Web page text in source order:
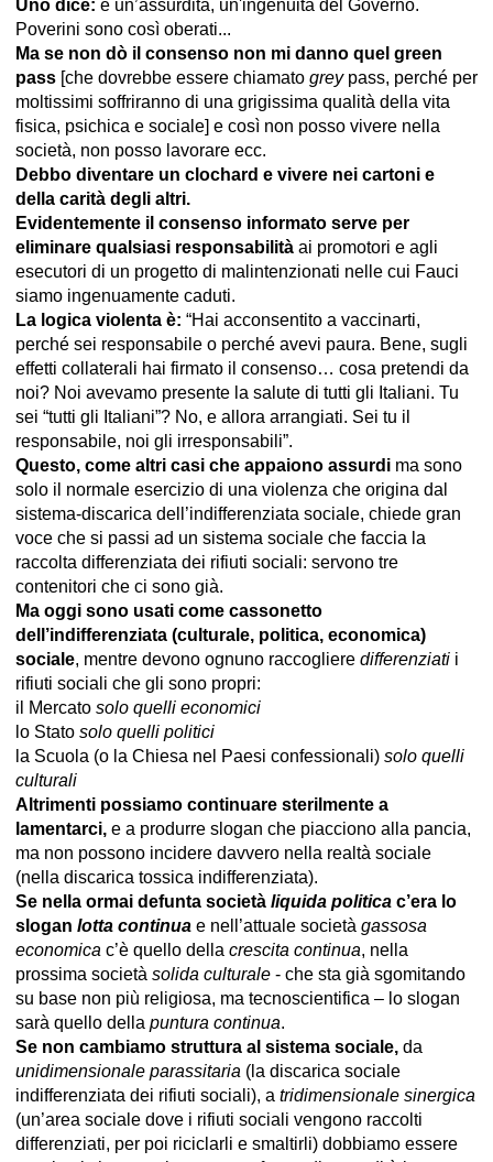
Uno dice: è un’assurdità, un'ingenuità del Governo.
Poverini sono così oberati...
Ma se non dò il consenso non mi danno quel green
pass [che dovrebbe essere chiamato greypass, perché per
moltissimi soffriranno di una grigissima qualità della vita
fisica, psichica e sociale] e così non posso vivere nella
società, non posso lavorare ecc.
Debbo diventare un clochard e vivere nei cartoni e
della carità degli altri.
Evidentemente il consenso informato serve per
eliminare qualsiasi responsabilità ai promotori e agli
esecutori di un progetto di malintenzionati nelle cui Fauci
siamo ingenuamente caduti.
La logica violenta è: “Hai acconsentito a vaccinarti,
perché sei responsabile o perché avevi paura. Bene, sugli
effetti collaterali hai firmato il consenso… cosa pretendi da
noi? Noi avevamo presente la salute di tutti gli Italiani. Tu
sei “tutti gli Italiani”? No, e allora arrangiati. Sei tu il
responsabile, noi gli irresponsabili”.
Questo, come altri casi che appaiono assurdi ma sono
solo il normale esercizio di una violenza che origina dal
sistema-discarica dell’indifferenziata sociale, chiede gran
voce che si passi ad un sistema sociale che faccia la
raccolta differenziata dei rifiuti sociali: servono tre
contenitori che ci sono già.
Ma oggi sono usati come cassonetto
dell’indifferenziata (culturale, politica, economica)
sociale, mentre devono ognuno raccogliere differenziati i
rifiuti sociali che gli sono propri:
il Mercato solo quelli economici
lo Stato solo quelli politici
la Scuola (o la Chiesa nel Paesi confessionali) solo quelli
culturali
Altrimenti possiamo continuare sterilmente a
lamentarci, e a produrre slogan che piacciono alla pancia,
ma non possono incidere davvero nella realtà sociale
(nella discarica tossica indifferenziata).
Se nella ormai defunta società liquida politica c’era lo
slogan lotta continua e nell’attuale società gassosa
economica c’è quello della crescita continua, nella
prossima società solida culturale - che sta già sgomitando
su base non più religiosa, ma tecnoscientifica – lo slogan
sarà quello della puntura continua.
Se non cambiamo struttura al sistema sociale, da
unidimensionale parassitaria (la discarica sociale
indifferenziata dei rifiuti sociali), a tridimensionale sinergica
(un’area sociale dove i rifiuti sociali vengono raccolti
differenziati, per poi riciclarli e smaltirli) dobbiamo essere